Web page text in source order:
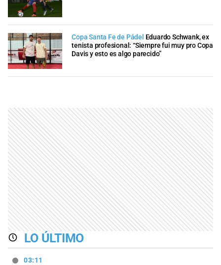
Copa Santa Fe de Pádel Eduardo Schwank, ex
tenista profesional: “Siempre fui muy pro Copa
Davis y esto es algo parecido”
LO ÚLTIMO
03:11